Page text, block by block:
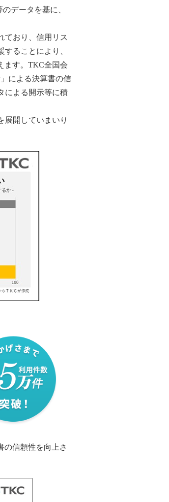
データを基に、
ており、信用リス
ることにより、
ます。TKC全国会
による決算書の信
による開示等に積
展開していまいり
の信頼性を向上さ